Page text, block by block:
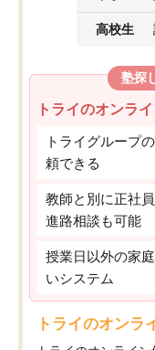
高校生
塾探
トライのオンラ
トライグループ
頼できる
教師と別に正社
進路相談も可能
授業日以外の家
いシステム
トライのオンラ